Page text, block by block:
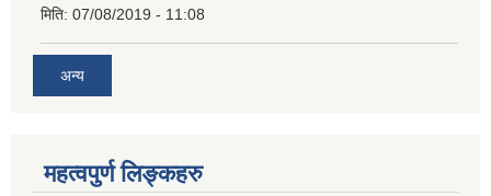
मिति: 07/08/2019 - 11:08
अन्य
महत्वपुर्ण लिङ्कहरु